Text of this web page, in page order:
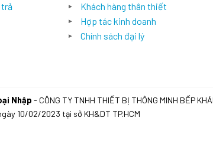
trả
Khách hàng thân thiết
Hợp tác kinh doanh
Chính sách đại lý
Nhập - CÔNG TY TNHH THIẾT BỊ THÔNG MINH BẾP
10/02/2023 tại sở KH&DT TP.HCM